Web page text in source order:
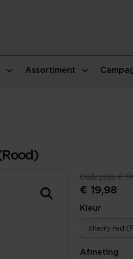
Assortiment
Oude prijs:€
€ 19,98
Kleur
Afmeting